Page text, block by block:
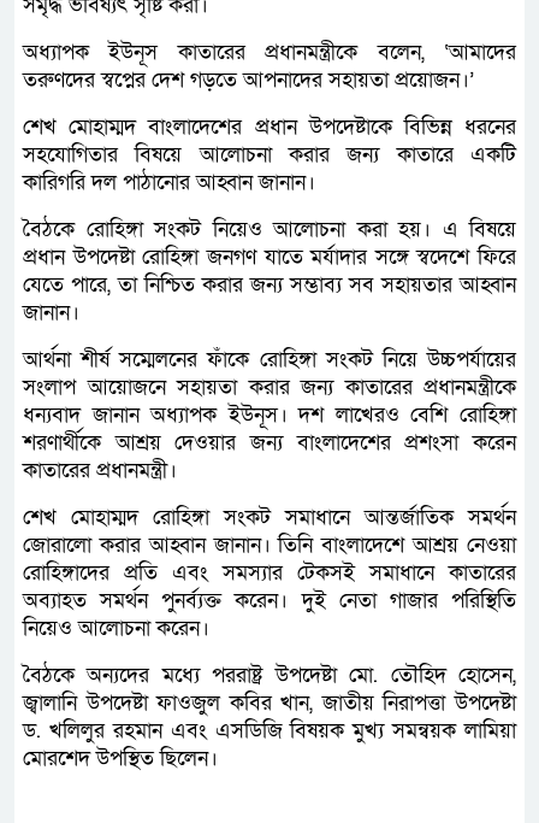
অধ্যাপক ইউনূস কাতারের প্রধানমন্ত্রীকে বলেন, ‘আমাদের
তরুণদের স্বপ্নের দেশ গড়তে আপনাদের সহায়তা প্রয়োজন।’
শেখ মোহাম্মদ বাংলাদেশের প্রধান উপদেষ্টাকে বিভিন্ন ধরনের
সহযোগিতার বিষয়ে আলোচনা করার জন্য কাতারে একটি
কারিগরি দল পাঠানোর আহ্বান জানান।
বৈঠকে রোহিঙ্গা সংকট নিয়েও আলোচনা করা হয়। এ বিষয়ে
প্রধান উপদেষ্টা রোহিঙ্গা জনগণ যাতে মর্যাদার সঙ্গে স্বদেশে ফিরে
যেতে পারে, তা নিশ্চিত করার জন্য সম্ভাব্য সব সহায়তার আহ্বান
জানান।
আর্থনা শীর্ষ সম্মেলনের ফাঁকে রোহিঙ্গা সংকট নিয়ে উচ্চপর্যায়ের
সংলাপ আয়োজনে সহায়তা করার জন্য কাতারের প্রধানমন্ত্রীকে
ধন্যবাদ জানান অধ্যাপক ইউনূস। দশ লাখেরও বেশি রোহিঙ্গা
শরণার্থীকে আশ্রয় দেওয়ার জন্য বাংলাদেশের প্রশংসা করেন
কাতারের প্রধানমন্ত্রী।
শেখ মোহাম্মদ রোহিঙ্গা সংকট সমাধানে আন্তর্জাতিক সমর্থন
জোরালো করার আহ্বান জানান। তিনি বাংলাদেশে আশ্রয় নেওয়া
রোহিঙ্গাদের প্রতি এবং সমস্যার টেকসই সমাধানে কাতারের
অব্যাহত সমর্থন পুনর্ব্যক্ত করেন। দুই নেতা গাজার পরিস্থিতি
নিয়েও আলোচনা করেন।
বৈঠকে অন্যদের মধ্যে পররাষ্ট্র উপদেষ্টা মো. তৌহিদ হোসেন,
জ্বালানি উপদেষ্টা ফাওজুল কবির খান, জাতীয় নিরাপত্তা উপদেষ্টা
ড. খলিলুর রহমান এবং এসডিজি বিষয়ক মুখ্য সমন্বয়ক লামিয়া
মোরশেদ উপস্থিত ছিলেন।